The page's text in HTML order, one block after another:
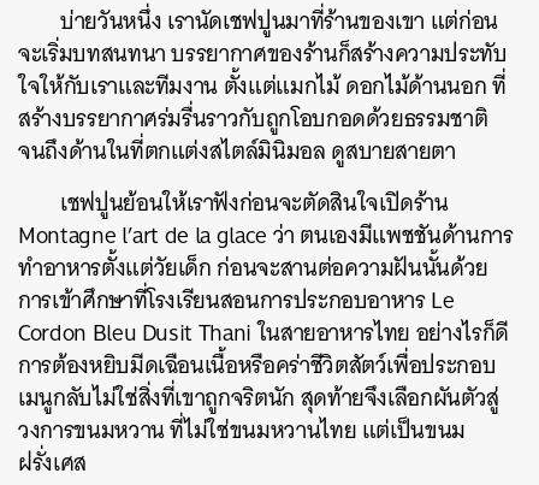
บ่ายวันหนึ่ง เรานัดเชฟปูนมาที่ร้านของเขา แต่ก่อน
จะเริ่มบทสนทนา บรรยากาศของร้านก็สร้างความประทับ
ใจให้กับเราและทีมงาน ตั้งแต่แมกไม้ ดอกไม้ด้านนอก ที่
สร้างบรรยากาศร่มรื่นราวกับถูกโอบกอดด้วยธรรมชาติ
จนถึงด้านในที่ตกแต่งสไตล์มินิมอล ดูสบายสายตา
เชฟปูนย้อนให้เราฟังก่อนจะตัดสินใจเปิดร้าน
Montagne l’art de la glace ว่า ตนเองมีแพชชันด้านการ
ทำอาหารตั้งแต่วัยเด็ก ก่อนจะสานต่อความฝันนั้นด้วย
การเข้าศึกษาที่โรงเรียนสอนการประกอบอาหารLe
Cordon Bleu Dusit Thani ในสายอาหารไทย อย่างไรก็ดี
การต้องหยิบมีดเฉือนเนื้อหรือคร่าชีวิตสัตว์เพื่อประกอบ
เมนูกลับไม่ใช่สิ่งที่เขาถูกจริตนัก สุดท้ายจึงเลือกผันตัวสู่
วงการขนมหวาน ที่ไม่ใช่ขนมหวานไทย แต่เป็นขนม
ฝรั่งเศส